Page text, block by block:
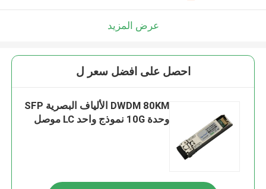
عرض المزيد
احصل على افضل سعر ل
DWDM 80KM الألياف البصرية SFP
وحدة 10G نموذج واحد LC موصل